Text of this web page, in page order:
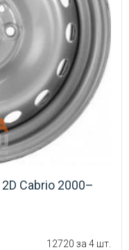
Cabrio 2000–
12720 за 4 шт.